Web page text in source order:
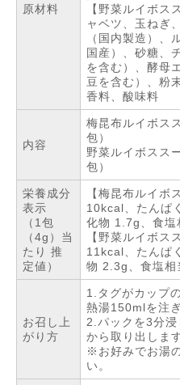
原材料
【野菜ルイボス
ャベツ、玉ねぎ
（国内製造）、
国産）、砂糖、
を含む）、酵母
豆を含む）、粉
香料、酸味料
内容
梅昆布ルイボス
包）
野菜ルイボスス
包）
栄養成分
表示
（1包
（4g）当
たり 推
定値）
【梅昆布ルイボ
10kcal、たんぱ
化物 1.7g、食塩
【野菜ルイボス
11kcal、たんぱ
物 2.3g、食塩相
お召し上
がり方
1.タグがカップ
熱湯150mlを注ぎ
2.パックを3分
から取り出します
※お好みでお湯
い。